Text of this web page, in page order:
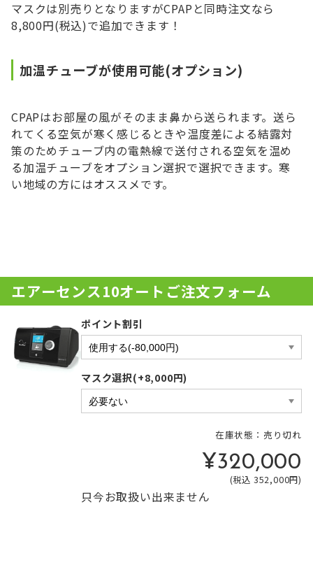
マスクは別売りとなりますがCPAPと同時注文なら
8,800円(税込)で追加できます！
加温チューブが使用可能(オプション)
CPAPはお部屋の風がそのまま鼻から送られます。送ら
れてくる空気が寒く感じるときや温度差による結露対
策のためチューブ内の電熱線で送付される空気を温め
る加温チューブをオプション選択で選択できます。寒
い地域の方にはオススメです。
エアーセンス10オートご注文フォーム
ポイント割引
マスク選択(+8,000円)
在庫状態：売り切れ
¥320,000
(税込 352,000円)
只今お取扱い出来ません